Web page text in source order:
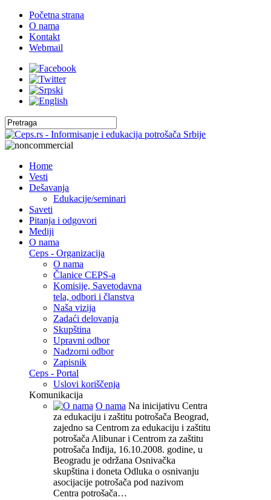
Početna strana
O nama
Kontakt
Webmail
Home
Vesti
Dešavanja
Edukacije/seminari
Saveti
Pitanja i odgovori
Mediji
O nama
Ceps - Organizacija
O nama
Članice CEPS-a
Komisije, Savetodavna
tela, odbori i članstva
Naša vizija
Zadaći delovanja
Skupština
Upravni odbor
Nadzorni odbor
Zapisnik
Ceps - Portal
Uslovi koriščenja
Komunikacija
O nama Na inicijativu Centra
za edukaciju i zaštitu potrošača Beograd,
zajedno sa Centrom za edukaciju i zaštitu
potrošača Alibunar i Centrom za zaštitu
potrošača Inđija, 16.10.2008. godine, u
Beogradu je održana Osnivačka
skupština i doneta Odluka o osnivanju
asocijacije potrošača pod nazivom
Centra potrošača…